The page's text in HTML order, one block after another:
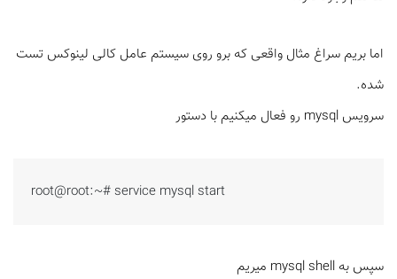
اما بریم سراغ مثال واقعی که برو روی سیستم عامل کالی لینوکس تست
شده.
سرویس mysql رو فعال میکنیم با دستور
root@root:~# service mysql start
سپس به mysql shell میریم